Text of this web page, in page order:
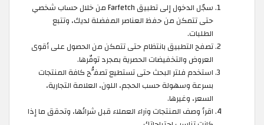
سجّل الدخول إلى تطبيق Farfetch من خلال حساب شخصي
حتى تتمكن من حفظ العناصر المفضلة لديك، وتتبع
الطلبات.
تصفح التطبيق بانتظام حتى تتمكن من الحصول على أقوى
العروض والتخفيضات الحصرية بمجرد توفّرها.
استخدم فلتر البحث حتى تستطيع تصفُّح كافة المنتجات
بسرعة وسهولة حسب الحجم، اللون، العلامة التجارية،
السعر، وغيرها.
اقرأ وصف المنتجات وآراء العملاء قبل شرائها، وتحقق ما إذا